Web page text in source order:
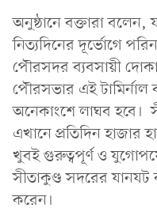
অনুষ্ঠানে বক্তারা
নিত্যদিনের দূর্ভোগে
পৌরসদর ব্যবসায়ী
পৌরসভার এই টামির্নাল
অনেকাংশে লাঘব হবে।
এখানে প্রতিদিন হাজার
খুবই গুরুত্বপূর্ণ ও
সীতাকুণ্ড সদরের
করেন।